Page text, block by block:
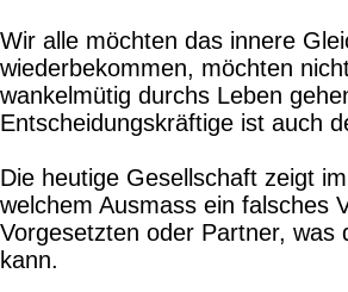
Wir alle möchten das innere
wiederbekommen, möchten
wankelmütig durchs Leben
Entscheidungskräftige ist auch
Die heutige Gesellschaft zeigt
welchem Ausmass ein falsches
Vorgesetzten oder Partner, was
kann.